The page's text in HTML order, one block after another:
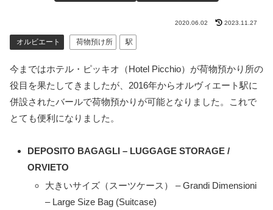
2020.06.02 2023.11.27
オルビエート 荷物預け所 駅
今まではホテル・ピッキオ（Hotel Picchio）が荷物預かり所の
役目を果たしてきましたが、2016年からオルヴィエート駅に
併設されたバールで荷物預かりが可能となりました。これで
とても便利になりました。
DEPOSITO BAGAGLI – LUGGAGE STORAGE /
ORVIETO
大きいサイズ（スーツケース） – Grandi Dimensioni
– Large Size Bag (Suitcase)